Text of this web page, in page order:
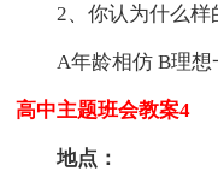
2、你认为什么
A年龄相仿 B理想
高中主题班会教案4
地点：